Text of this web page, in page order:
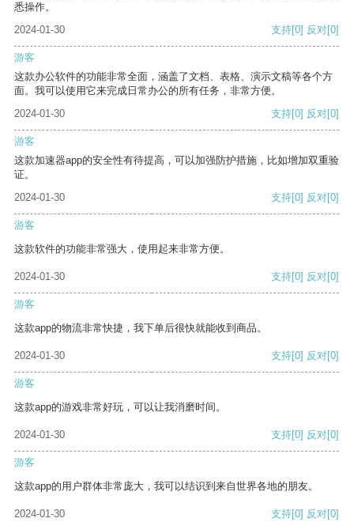
悉操作。
2024-01-30
支持[0] 反对[0]
游客
这款办公软件的功能非常全面，涵盖了文档、表格、演示文稿等各个方
面。我可以使用它来完成日常办公的所有任务，非常方便。
2024-01-30
支持[0] 反对[0]
游客
这款加速器app的安全性有待提高，可以加强防护措施，比如增加双重验
证。
2024-01-30
支持[0] 反对[0]
游客
这款软件的功能非常强大，使用起来非常方便。
2024-01-30 支持[0] 反对[0]
游客
这款app的物流非常快捷，我下单后很快就能收到商品。
2024-01-30 支持[0] 反对[0]
游客
这款app的游戏非常好玩，可以让我消磨时间。
2024-01-30 支持[0] 反对[0]
游客
这款app的用户群体非常庞大，我可以结识到来自世界各地的朋友。
2024-01-30 支持[0] 反对[0]